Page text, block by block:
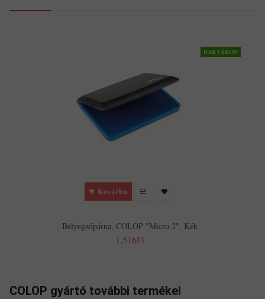
RAKTÁRON
Kosárba
Bélyegzőpárna, COLOP "Micro 2", Kék
1,516Ft
COLOP gyártó további termékei